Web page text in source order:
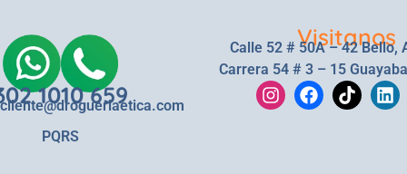
1010 659
PQRS
Visitanos
Calle 52 # 50A – 42 Bello,
Carrera 54 # 3 – 15